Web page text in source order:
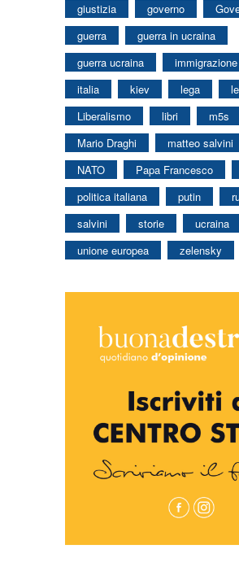
giustizia
governo
guerra
guerra in ucraina
guerra ucraina
immigrazione
italia
kiev lega
Liberalismo
libri m5s
Mario Draghi
matteo salvini
NATO
Papa Francesco
politica italiana
putin
salvini
storie
ucraina
unione europea
zelensky